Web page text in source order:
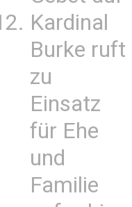
Kardinal
Burke ruft
zu
Einsatz
für Ehe
und
Familie